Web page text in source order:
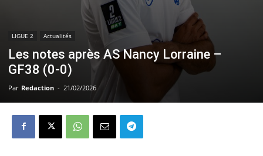
LIGUE 2 Actualités
Les notes après AS Nancy Lorraine –
GF38 (0-0)
Par Redaction - 21/02/2026